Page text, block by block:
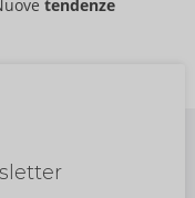
€ tendenze